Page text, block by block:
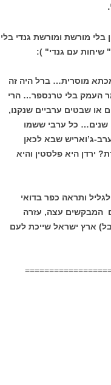
מורשת ומורשת גנדי בלי
שיחות עם גנדי" ):
מוסרית… ברל היה זה
העמק בלי טרנספר… הרי
עד האחרון שבהם יושבים על 80 כפרים או שבטים ערביים שנקנו,
שנים… כל ערבי ששמו
ג’ואריש שבא לכאן
היא פלסטין והיא
ותראה כפר בדואי
המבקשים עצה, עזרה
ארץ ישראל שייכת לעם